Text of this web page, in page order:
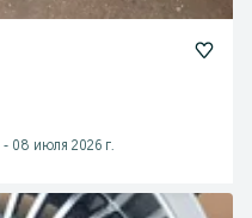
- 08 июля 2026 г.